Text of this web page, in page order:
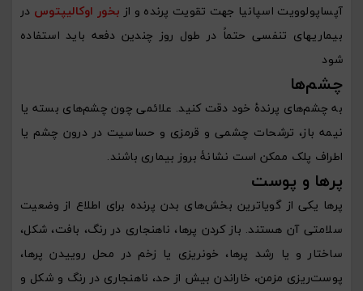
آپساپولوویت اسپانیا جهت تقویت پرنده و از بخور اوکالیپتوس در
بیماریهای تنفسی حتماً در طول روز چندین دفعه باید استفاده
شود
چشم‌ها
به چشم‌های پرندۀ خود دقت کنید. علائمی چون چشم‌های بسته یا
نیمه باز، ترشحات چشمی و قرمزی و حساسیت در درون چشم یا
اطراف پلک ممکن است نشانۀ بروز بیماری باشند.
پرها و پوست
پرها یکی از گویاترین بخش‌های بدن پرنده برای اطلاع از وضعیت
سلامتی آن هستند. باز کردن پرها، ناهنجاری در رنگ، بافت، شکل،
ساختار و یا رشد پرها، خونریزی یا زخم در محل روییدن پرها،
پوست‌ریزی مزمن، خاراندن بیش از حد، ناهنجاری در رنگ و شکل و